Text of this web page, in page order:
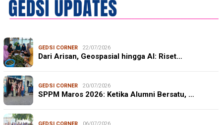
GEDSI CORNER 22/07/2026
Dari Arisan, Geospasial hingga AI: Riset…
GEDSI CORNER 20/07/2026
SPPM Maros 2026: Ketika Alumni Bersatu, …